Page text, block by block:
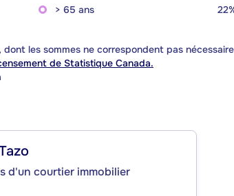
> 65 ans
les sommes ne correspondent pas
de Statistique Canada.
d'un courtier immobilier